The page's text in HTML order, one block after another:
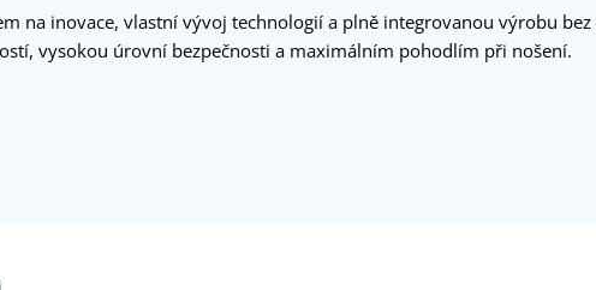
na inovace, vlastní vývoj technologií a plně integrovanou výrobu
vysokou úrovní bezpečnosti a maximálním pohodlím při nošení.